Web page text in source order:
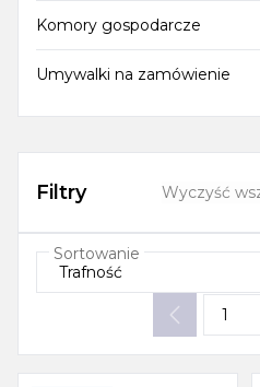
Komory gospodarcze
Umywalki na zamówienie
Filtry Wyczyść
Sortowanie